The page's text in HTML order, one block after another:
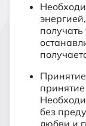
без
любви и